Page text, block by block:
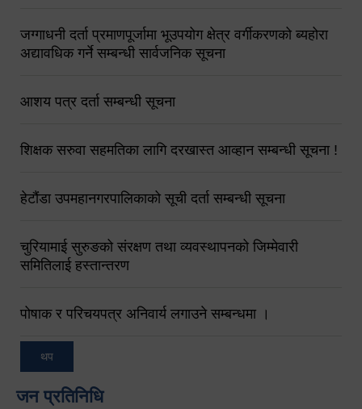
जग्गाधनी दर्ता प्रमाणपूर्जामा भूउपयोग क्षेत्र वर्गीकरणको ब्यहोरा
अद्यावधिक गर्ने सम्बन्धी सार्वजनिक सूचना
आशय पत्र दर्ता सम्बन्धी सूचना
शिक्षक सरुवा सहमतिका लागि दरखास्त आव्हान सम्बन्धी सूचना !
हेटौंडा उपमहानगरपालिकाको सूची दर्ता सम्बन्धी सूचना
चुरियामाई सुरुङको संरक्षण तथा व्यवस्थापनको जिम्मेवारी
समितिलाई हस्तान्तरण
पोषाक र परिचयपत्र अनिवार्य लगाउने सम्बन्धमा ।
थप
जन प्रतिनिधि